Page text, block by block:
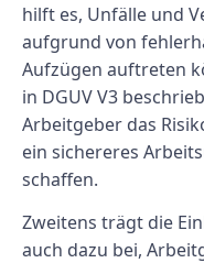
hilft es, Unfälle und
aufgrund von
Aufzügen auftreten
in DGUV V3
Arbeitgeber das
ein sichereres
schaffen.
Zweitens trägt die
auch dazu bei,